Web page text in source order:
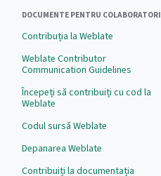
DOCUMENTE PENTRU COLABORATORI
Contribuția la Weblate
Weblate Contributor
Communication Guidelines
Începeți să contribuiți cu cod la
Weblate
Codul sursă Weblate
Depanarea Weblate
Contribuiți la documentația